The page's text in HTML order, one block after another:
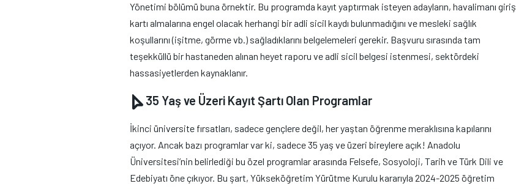
Yönetimi bölümü buna örnektir. Bu programda kayıt yaptırmak isteyen adayların, havalimanı giriş
kartı almalarına engel olacak herhangi bir adli sicil kaydı bulunmadığını ve mesleki sağlık
koşullarını (işitme, görme vb.) sağladıklarını belgelemeleri gerekir. Başvuru sırasında tam
teşekküllü bir hastaneden alınan heyet raporu ve adli sicil belgesi istenmesi, sektördeki
hassasiyetlerden kaynaklanır.
35 Yaş ve Üzeri Kayıt Şartı Olan Programlar
İkinci üniversite fırsatları, sadece gençlere değil, her yaştan öğrenme meraklısına kapılarını
açıyor. Ancak bazı programlar var ki, sadece 35 yaş ve üzeri bireylere açık! Anadolu
Üniversitesi’nin belirlediği bu özel programlar arasında Felsefe, Sosyoloji, Tarih ve Türk Dili ve
Edebiyatı öne çıkıyor. Bu şart, Yükseköğretim Yürütme Kurulu kararıyla 2024-2025 öğretim